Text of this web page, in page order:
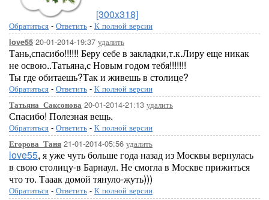
[300x318]
Обратиться - Ответить - К полной версии
love55 20-01-2014-19:37 удалить
Тань,спасибо!!!!!! Беру себе в закладки,т.к.Лиру еще никак
не освою..Татьяна,с Новым годом тебя!!!!!!!
Ты где обитаешь?Так и живешь в столице?
Обратиться - Ответить - К полной версии
Татьяна_Саксонова 20-01-2014-21:13 удалить
Спасибо! Полезная вещь.
Обратиться - Ответить - К полной версии
Егорова_Таня 21-01-2014-05:56 удалить
love55, я уже чуть больше года назад из Москвы вернулась
в свою столицу-в Барнаул. Не смогла в Москве прижиться
что то. Тааак домой тянуло-жуть)))
Обратиться - Ответить - К полной версии